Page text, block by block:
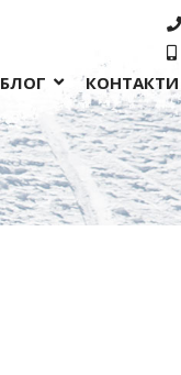
БЛОГ КОНТАКТИ